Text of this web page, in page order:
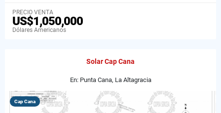
PRECIO VENTA
US$1,050,000
Dólares Americanos
Solar Cap Cana
En: Punta Cana, La Altagracia
Cap Cana